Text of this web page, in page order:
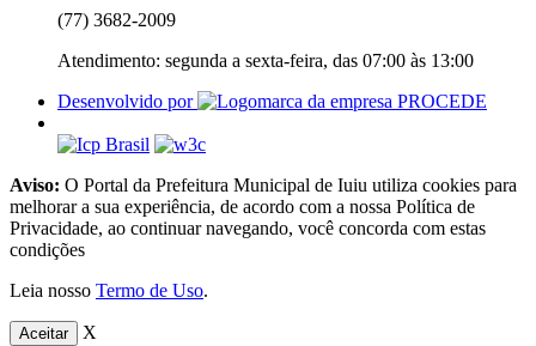
(77) 3682-2009
Atendimento: segunda a sexta-feira, das 07:00 às 13:00
Desenvolvido por
Aviso: O Portal da Prefeitura Municipal de Iuiu utiliza cookies para
melhorar a sua experiência, de acordo com a nossa Política de
Privacidade, ao continuar navegando, você concorda com estas
condições
Leia nosso Termo de Uso.
Aceitar X